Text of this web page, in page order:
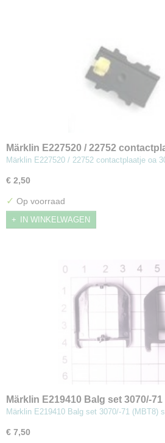
Märklin E227520 / 22752
(MBT8)
Märklin E227520 / 22752 contactplaatje oa
€ 2,50
✓ Op voorraad
IN WINKELWAGEN
Märklin E219410 Balg set 3070/-71
Märklin E219410 Balg set 3070/-71 (MBT8)
€ 7,50